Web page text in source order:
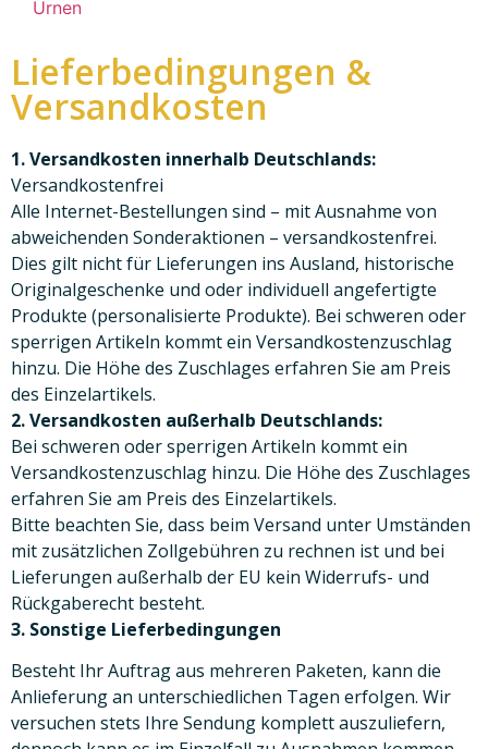
Urnen
Lieferbedingungen &
Versandkosten
1. Versandkosten innerhalb Deutschlands:
Versandkostenfrei
Alle Internet-Bestellungen sind – mit Ausnahme von
abweichenden Sonderaktionen – versandkostenfrei.
Dies gilt nicht für Lieferungen ins Ausland, historische
Originalgeschenke und oder individuell angefertigte
Produkte (personalisierte Produkte). Bei schweren oder
sperrigen Artikeln kommt ein Versandkostenzuschlag
hinzu. Die Höhe des Zuschlages erfahren Sie am Preis
des Einzelartikels.
2. Versandkosten außerhalb Deutschlands:
Bei schweren oder sperrigen Artikeln kommt ein
Versandkostenzuschlag hinzu. Die Höhe des Zuschlages
erfahren Sie am Preis des Einzelartikels.
Bitte beachten Sie, dass beim Versand unter Umständen
mit zusätzlichen Zollgebühren zu rechnen ist und bei
Lieferungen außerhalb der EU kein Widerrufs- und
Rückgaberecht besteht.
3. Sonstige Lieferbedingungen
Besteht Ihr Auftrag aus mehreren Paketen, kann die
Anlieferung an unterschiedlichen Tagen erfolgen. Wir
versuchen stets Ihre Sendung komplett auszuliefern,